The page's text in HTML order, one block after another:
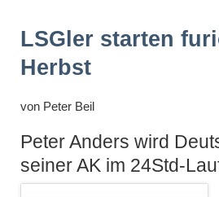
LSGler starten
Herbst
von Peter Beil
Peter Anders wird
seiner AK im 24Std-